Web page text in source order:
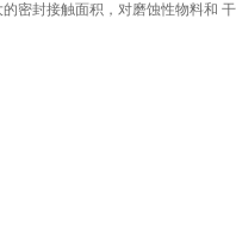
密封接触面积，对磨蚀性物料和